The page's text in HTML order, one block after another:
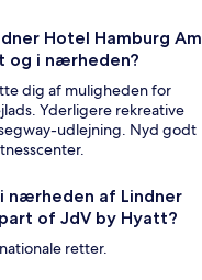
Hotel Hamburg Am
og i nærheden?
dig af muligheden for
Yderligere rekreative
udlejning. Nyd godt
nærheden af Lindner
of JdV by Hyatt?
retter.